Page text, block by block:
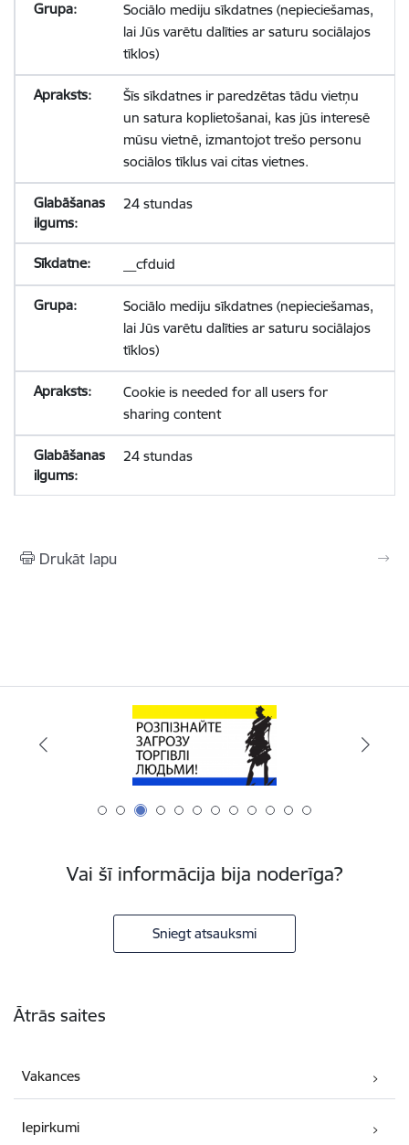
Sociālo mediju sīkdatnes (nepieciešamas,
lai Jūs varētu dalīties ar saturu sociālajos
tīklos)
Šīs sīkdatnes ir paredzētas tādu vietņu
un satura koplietošanai, kas jūs interesē
mūsu vietnē, izmantojot trešo personu
sociālos tīklus vai citas vietnes.
24 stundas
__cfduid
Sociālo mediju sīkdatnes (nepieciešamas,
lai Jūs varētu dalīties ar saturu sociālajos
tīklos)
Cookie is needed for all users for
sharing content
24 stundas
Drukāt lapu
Vai šī informācija bija noderīga?
Sniegt atsauksmi
Ātrās saites
Vakances
Iepirkumi